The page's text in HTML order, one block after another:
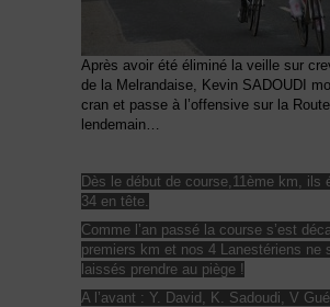
Après avoir été éliminé la veille sur
de la Melrandaise, Kevin SADOUDI
cran et passe à l’offensive sur la
lendemain…
Dès le début de course,11ème km, ils
34 en tête.
Comme l’an passé la course s’est
premiers km et nos 4 Lanestériens ne
laissés prendre au piège !
A l’avant : Y. David, K. Sadoudi, V